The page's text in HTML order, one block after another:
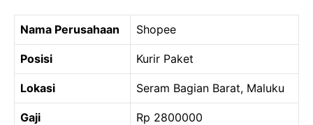
Nama Perusahaan Shopee
Posisi Kurir Paket
Lokasi Seram Bagian Barat, Maluku
Gaji Rp 2800000